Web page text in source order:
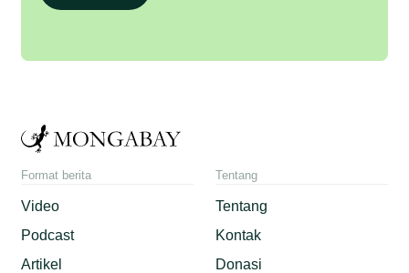
Format berita
Video
Podcast
Artikel
Tentang
Tentang
Kontak
Donasi